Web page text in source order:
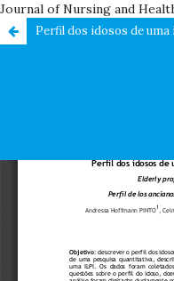
Journal of Nursing and
Perfil dos idosos de